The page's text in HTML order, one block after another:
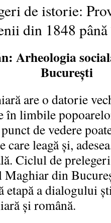
de istorie:
din 1848
Arheologia
Bucureşti
are o datorie
limbile
de vedere
care leagă şi,
Ciclul de
din
etapă a dialogului
şi română.